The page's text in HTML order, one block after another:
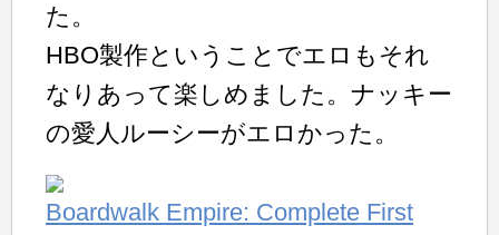
た。
HBO製作ということでエロもそれ
なりあって楽しめました。ナッキー
の愛人ルーシーがエロかった。
Boardwalk Empire: Complete First